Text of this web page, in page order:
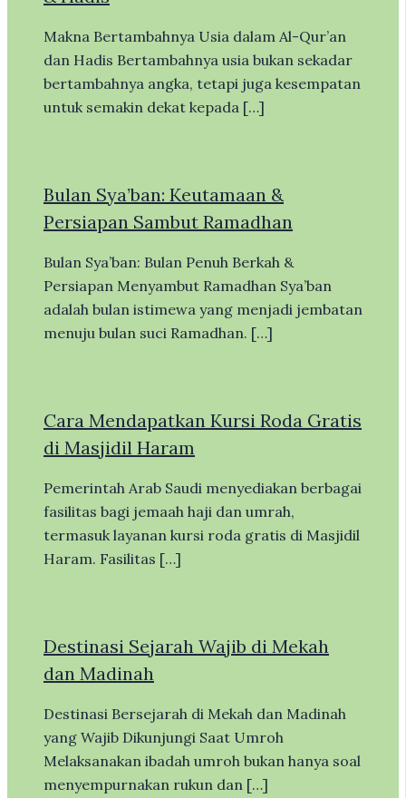
Makna Bertambahnya Usia dalam Al-Qur’an
dan Hadis Bertambahnya usia bukan sekadar
bertambahnya angka, tetapi juga kesempatan
untuk semakin dekat kepada […]
Bulan Sya’ban: Keutamaan &
Persiapan Sambut Ramadhan
Bulan Sya’ban: Bulan Penuh Berkah &
Persiapan Menyambut Ramadhan Sya’ban
adalah bulan istimewa yang menjadi jembatan
menuju bulan suci Ramadhan. […]
Cara Mendapatkan Kursi Roda Gratis
di Masjidil Haram
Pemerintah Arab Saudi menyediakan berbagai
fasilitas bagi jemaah haji dan umrah,
termasuk layanan kursi roda gratis di Masjidil
Haram. Fasilitas […]
Destinasi Sejarah Wajib di Mekah
dan Madinah
Destinasi Bersejarah di Mekah dan Madinah
yang Wajib Dikunjungi Saat Umroh
Melaksanakan ibadah umroh bukan hanya soal
menyempurnakan rukun dan […]